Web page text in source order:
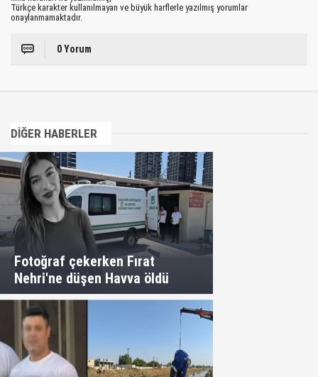
Türkçe karakter kullanılmayan ve büyük harflerle yazılmış yorumlar
onaylanmamaktadır.
0 Yorum
DİĞER HABERLER
Fotoğraf çekerken Fırat
Nehri'ne düşen Havva öldü